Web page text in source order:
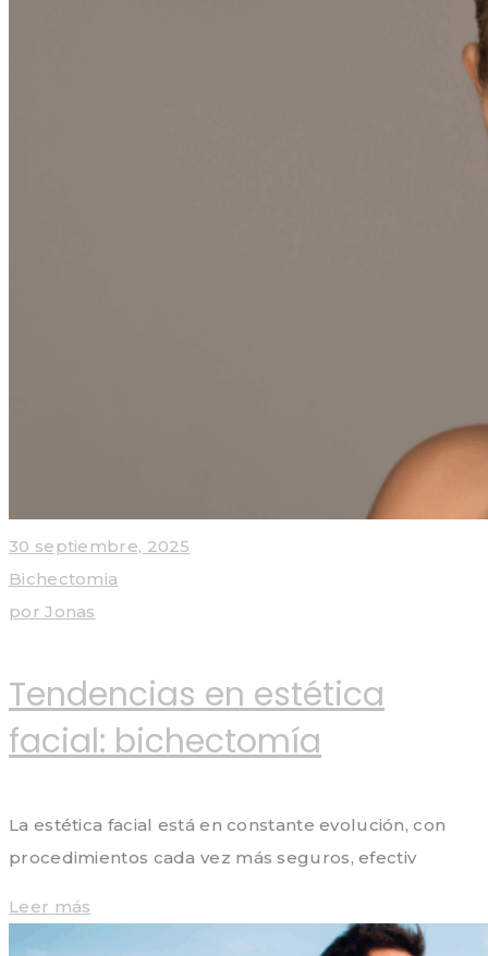
30 septiembre, 2025
Bichectomia
por Jonas
Tendencias en estética
facial: bichectomía
La estética facial está en constante evolución, con
procedimientos cada vez más seguros, efectiv
Leer más